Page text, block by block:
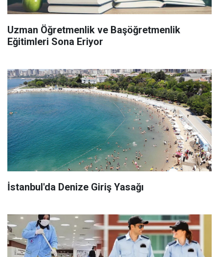
Uzman Öğretmenlik ve Başöğretmenlik
Eğitimleri Sona Eriyor
İstanbul'da Denize Giriş Yasağı